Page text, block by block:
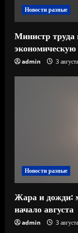
Новости разные
Министр труда
admin 3
Новости разные
Жара и дожди:
начало августа
admin 3